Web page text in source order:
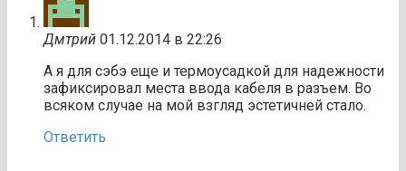
Дмтрий 01.12.2014 в 22:26
А я для сэбэ еще и термоусадкой для надежности
зафиксировал места ввода кабеля в разъем. Во
всяком случае на мой взгляд эстетичней стало.
Ответить